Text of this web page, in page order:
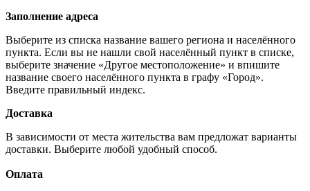
Заполнение адреса
Выберите из списка название вашего региона и населённого
пункта. Если вы не нашли свой населённый пункт в списке,
выберите значение «Другое местоположение» и впишите
название своего населённого пункта в графу «Город».
Введите правильный индекс.
Доставка
В зависимости от места жительства вам предложат варианты
доставки. Выберите любой удобный способ.
Оплата